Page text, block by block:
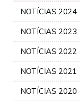
NOTÍCIAS 2024
NOTÍCIAS 2023
NOTÍCIAS 2022
NOTÍCIAS 2021
NOTÍCIAS 2020